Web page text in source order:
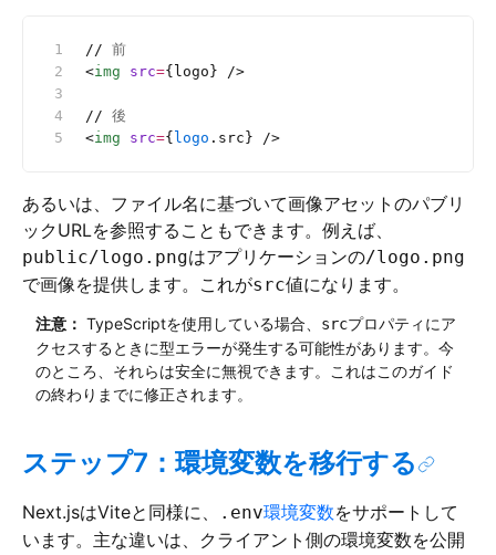
// 前
<img src={logo} />
// 後
<img src={ logo .src} />
あるいは、ファイル名に基づいて画像アセットのパブリ
ックURLを参照することもできます。例えば、
public/logo.pngはアプリケーションの/logo.png
で画像を提供します。これがsrc値になります。
注意： TypeScriptを使用している場合、 srcプロパティにア
クセスするときに型エラーが発生する可能性があります。今
のところ、それらは安全に無視できます。これはこのガイド
の終わりまでに修正されます。
ステップ7：環境変数を移行する
Next.jsはViteと同様に、 .env環境変数をサポートして
います。主な違いは、クライアント側の環境変数を公開